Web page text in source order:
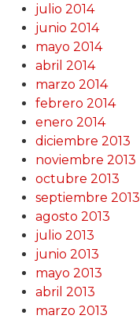
julio 2014
junio 2014
mayo 2014
abril 2014
marzo 2014
febrero 2014
enero 2014
diciembre 2013
noviembre 2013
octubre 2013
septiembre 2013
agosto 2013
julio 2013
junio 2013
mayo 2013
abril 2013
marzo 2013